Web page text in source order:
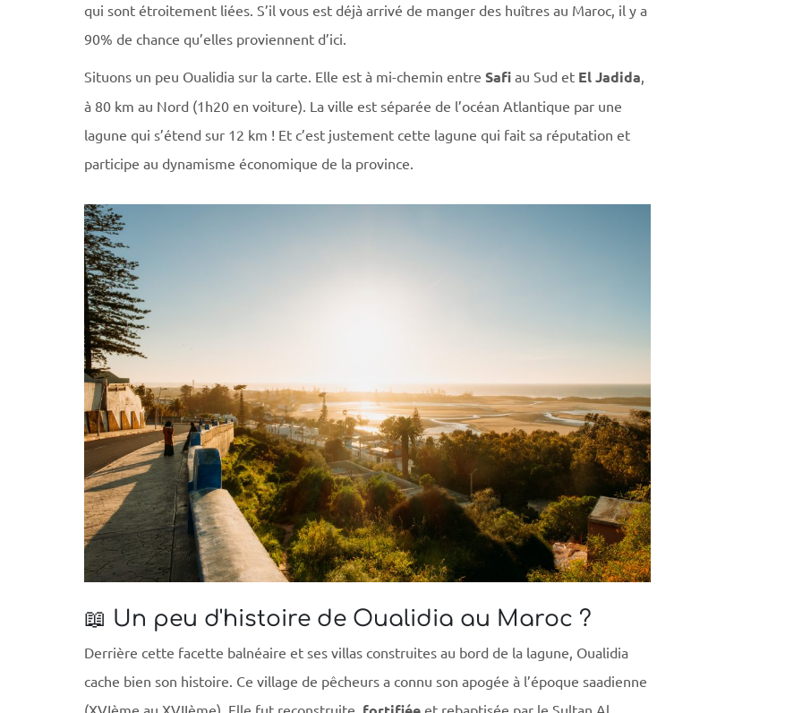
qui sont étroitement liées. S’il vous est déjà arrivé de manger des huîtres au Maroc, il y a
90% de chance qu’elles proviennent d’ici.
Situons un peu Oualidia sur la carte. Elle est à mi-chemin entre Safiau Sud et El Jadida,
à 80 km au Nord (1h20 en voiture). La ville est séparée de l’océan Atlantique par une
lagune qui s’étend sur 12 km ! Et c’est justement cette lagune qui fait sa réputation et
participe au dynamisme économique de la province.
📖 Un peu d'histoire de Oualidia au Maroc ?
Derrière cette facette balnéaire et ses villas construites au bord de la lagune, Oualidia
cache bien son histoire. Ce village de pêcheurs a connu son apogée à l’époque saadienne